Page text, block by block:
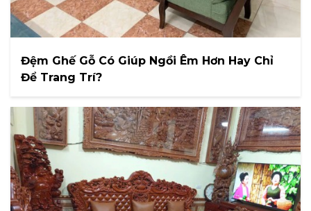
Đệm Ghế Gỗ Có Giúp Ngồi Êm Hơn Hay Chỉ
Để Trang Trí?